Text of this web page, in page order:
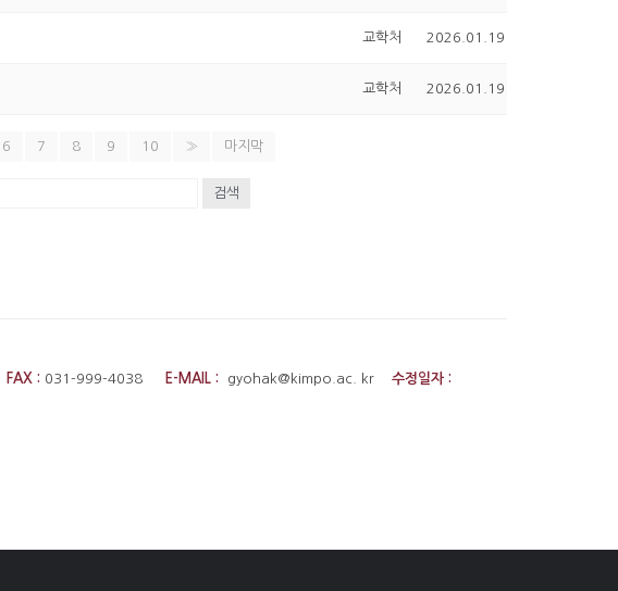
교학처 2026.01.19
교학처 2026.01.19
6 7 8 9 10 » 마지막
검색
FAX : 031-999-4038 E-MAIL : gyohak@kimpo.ac. kr 수정일자 :